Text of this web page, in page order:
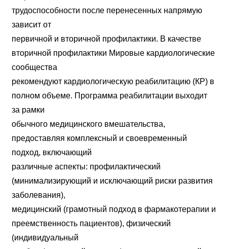
трудоспособности после перенесенных напрямую
зависит от
первичной и вторичной профилактики. В качестве
вторичной профилактики Мировые кардиологические
сообщества
рекомендуют кардиологическую реабилитацию (КР) в
полном объеме. Программа реабилитации выходит
за рамки
обычного медицинского вмешательства,
предоставляя комплексный и своевременный
подход, включающий
различные аспекты: профилактический
(минимализирующий и исключающий риски развития
заболевания),
медицинский (грамотный подход в фармакотерапии и
преемственность пациентов), физический
(индивидуальный